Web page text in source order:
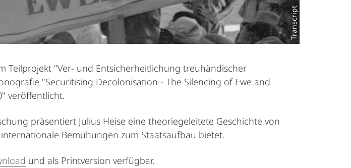
Transcript
Teilprojekt "Ver- und Entsicherheitlichung treuhändischer
"Securitising Decolonisation - The Silencing of Ewe and
veröffentlicht.
präsentiert Julius Heise eine theoriegeleitete Geschichte von
Bemühungen zum Staatsaufbau bietet.
und als Printversion verfügbar.